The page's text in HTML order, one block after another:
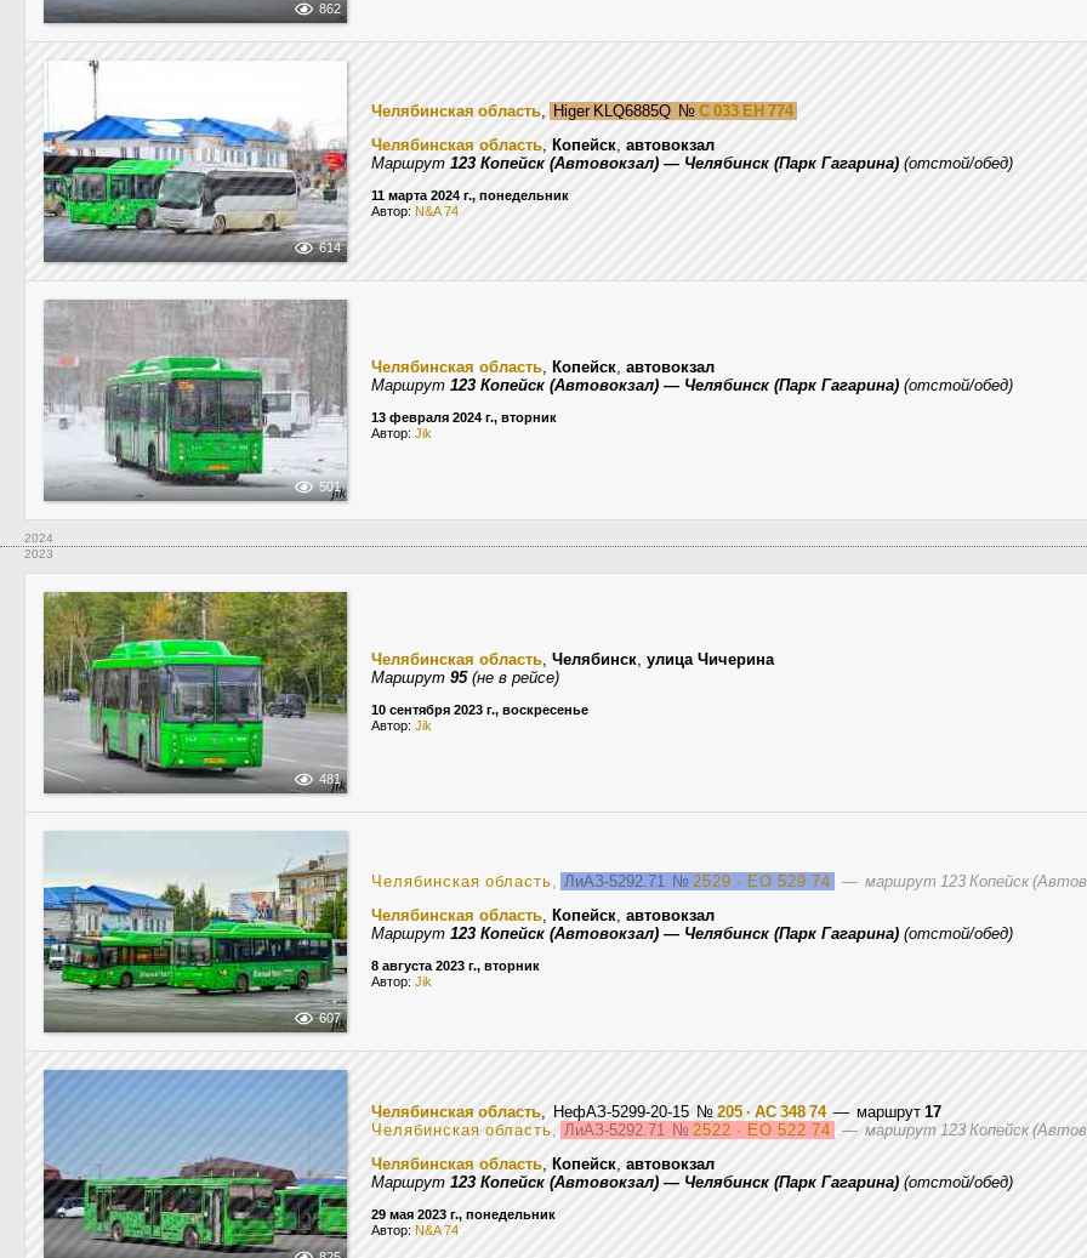
862
614
Челябинская область, Higer KLQ6885Q № С 033 ЕН 774
Челябинская область, Копейск, автовокзал
Маршрут 123 Копейск (Автовокзал) — Челябинск (Парк Гагарина) (отстой/обед)
11 марта 2024 г., понедельник
Автор: N&A 74
501
Челябинская область, Копейск, автовокзал
Маршрут 123 Копейск (Автовокзал) — Челябинск (Парк Гагарина) (отстой/обед)
13 февраля 2024 г., вторник
Автор: Jik
2024
2023
481
Челябинская область, Челябинск, улица Чичерина
Маршрут 95(не в рейсе)
10 сентября 2023 г., воскресенье
Автор: Jik
607
Челябинская область, ЛиАЗ-5292.71 № 2529 · ЕО 529 74 — маршрут 123 Копейск
Челябинская область, Копейск, автовокзал
Маршрут 123 Копейск (Автовокзал) — Челябинск (Парк Гагарина) (отстой/обед)
8 августа 2023 г., вторник
Автор: Jik
Челябинская область, НефАЗ-5299-20-15 № 205 · АС 348 74— маршрут 17
Челябинская область, ЛиАЗ-5292.71 № 2522 · ЕО 522 74 — маршрут 123 Копейск
Челябинская область, Копейск, автовокзал
Маршрут 123 Копейск (Автовокзал) — Челябинск (Парк Гагарина) (отстой/обед)
29 мая 2023 г., понедельник
Автор: N&A 74